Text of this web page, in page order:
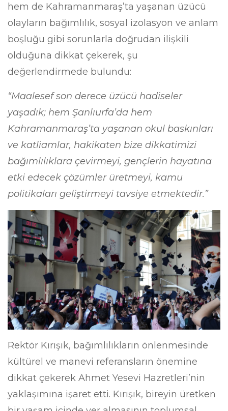
hem de Kahramanmaraş’ta yaşanan üzücü
olayların bağımlılık, sosyal izolasyon ve anlam
boşluğu gibi sorunlarla doğrudan ilişkili
olduğuna dikkat çekerek, şu
değerlendirmede bulundu:
“Maalesef son derece üzücü hadiseler
yaşadık; hem Şanlıurfa’da hem
Kahramanmaraş’ta yaşanan okul baskınları
ve katliamlar, hakikaten bize dikkatimizi
bağımlılıklara çevirmeyi, gençlerin hayatına
etki edecek çözümler üretmeyi, kamu
politikaları geliştirmeyi tavsiye etmektedir.”
Rektör Kırışık, bağımlılıkların önlenmesinde
kültürel ve manevi referansların önemine
dikkat çekerek Ahmet Yesevi Hazretleri’nin
yaklaşımına işaret etti. Kırışık, bireyin üretken